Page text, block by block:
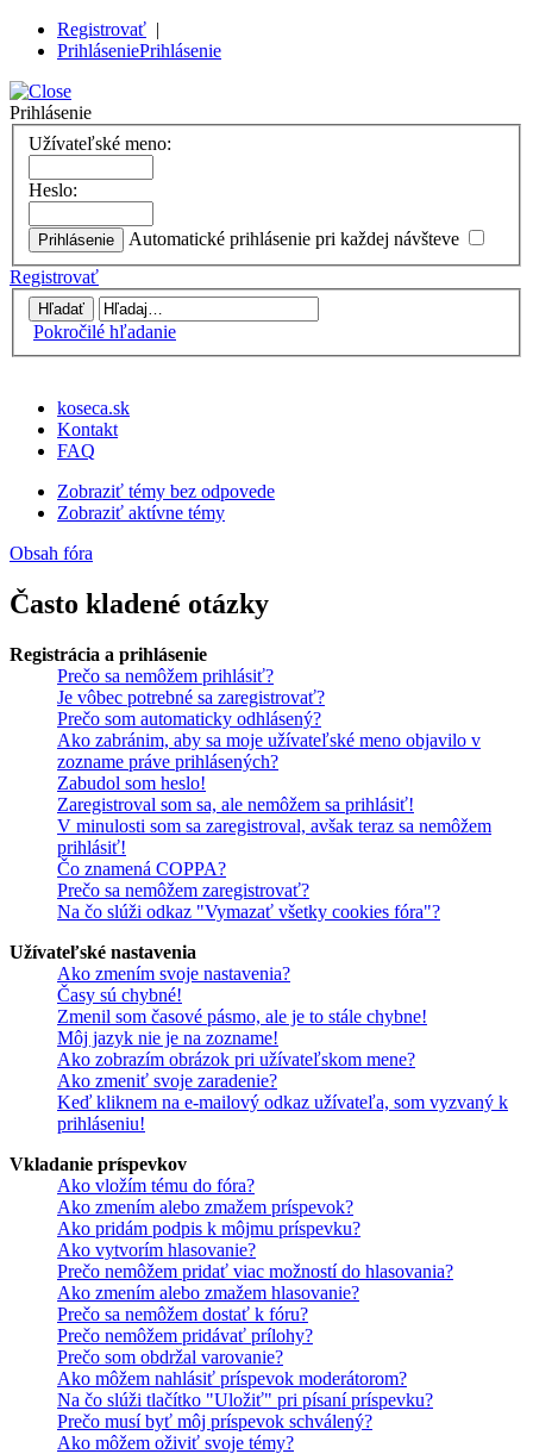
Registrovať |
PrihláseniePrihlásenie
Prihlásenie
Užívateľské meno:
Heslo:
Automatické prihlásenie pri každej návšteve
Registrovať
Pokročilé hľadanie
koseca.sk
Kontakt
FAQ
Zobraziť témy bez odpovede
Zobraziť aktívne témy
Obsah fóra
Často kladené otázky
Registrácia a prihlásenie
Prečo sa nemôžem prihlásiť?
Je vôbec potrebné sa zaregistrovať?
Prečo som automaticky odhlásený?
Ako zabránim, aby sa moje užívateľské meno objavilo v
zozname práve prihlásených?
Zabudol som heslo!
Zaregistroval som sa, ale nemôžem sa prihlásiť!
V minulosti som sa zaregistroval, avšak teraz sa nemôžem
prihlásiť!
Čo znamená COPPA?
Prečo sa nemôžem zaregistrovať?
Na čo slúži odkaz "Vymazať všetky cookies fóra"?
Užívateľské nastavenia
Ako zmením svoje nastavenia?
Časy sú chybné!
Zmenil som časové pásmo, ale je to stále chybne!
Môj jazyk nie je na zozname!
Ako zobrazím obrázok pri užívateľskom mene?
Ako zmeniť svoje zaradenie?
Keď kliknem na e-mailový odkaz užívateľa, som vyzvaný k
prihláseniu!
Vkladanie príspevkov
Ako vložím tému do fóra?
Ako zmením alebo zmažem príspevok?
Ako pridám podpis k môjmu príspevku?
Ako vytvorím hlasovanie?
Prečo nemôžem pridať viac možností do hlasovania?
Ako zmením alebo zmažem hlasovanie?
Prečo sa nemôžem dostať k fóru?
Prečo nemôžem pridávať prílohy?
Prečo som obdržal varovanie?
Ako môžem nahlásiť príspevok moderátorom?
Na čo slúži tlačítko "Uložiť" pri písaní príspevku?
Prečo musí byť môj príspevok schválený?
Ako môžem oživiť svoje témy?